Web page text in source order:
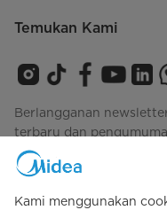
Temukan Kami
Berlangganan
terbaru dan
Kami menggunakan